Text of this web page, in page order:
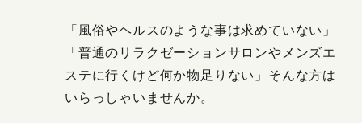
「風俗やヘルスのような事は求めていない」
「普通のリラクゼーションサロンやメンズエ
ステに行くけど何か物足りない」そんな方は
いらっしゃいませんか。